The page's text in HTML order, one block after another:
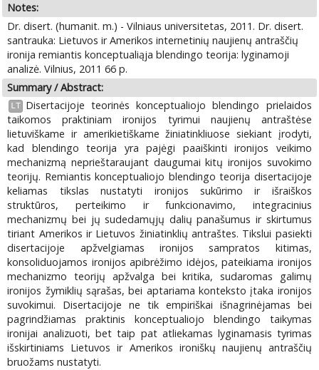
Notes:
Dr. disert. (humanit. m.) - Vilniaus universitetas, 2011. Dr. disert.
santrauka: Lietuvos ir Amerikos internetinių naujienų antraščių
ironija remiantis konceptualiąja blendingo teorija: lyginamoji
analizė. Vilnius, 2011 66 p.
Summary / Abstract:
LT
Disertacijoje teorinės konceptualiojo blendingo prielaidos
taikomos praktiniam ironijos tyrimui naujienų antraštėse
lietuviškame ir amerikietiškame žiniatinkliuose siekiant įrodyti,
kad blendingo teorija yra pajėgi paaiškinti ironijos veikimo
mechanizmą neprieštaraujant daugumai kitų ironijos suvokimo
teorijų. Remiantis konceptualiojo blendingo teorija disertacijoje
keliamas tikslas nustatyti ironijos sukūrimo ir išraiškos
struktūros, perteikimo ir funkcionavimo, integracinius
mechanizmų bei jų sudedamųjų dalių panašumus ir skirtumus
tiriant Amerikos ir Lietuvos žiniatinklių antraštes. Tikslui pasiekti
disertacijoje apžvelgiamas ironijos sampratos kitimas,
konsoliduojamos ironijos apibrėžimo idėjos, pateikiama ironijos
mechanizmo teorijų apžvalga bei kritika, sudaromas galimų
ironijos žymiklių sąrašas, bei aptariama konteksto įtaka ironijos
suvokimui. Disertacijoje ne tik empiriškai išnagrinėjamas bei
pagrindžiamas praktinis konceptualiojo blendingo taikymas
ironijai analizuoti, bet taip pat atliekamas lyginamasis tyrimas
išskirtiniams Lietuvos ir Amerikos ironiškų naujienų antraščių
bruožams nustatyti.